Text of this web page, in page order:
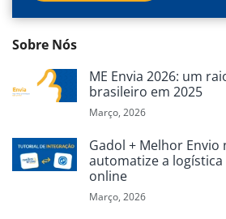
Sobre Nós
ME Envia 2026: um
brasileiro em 2025
Março, 2026
Gadol + Melhor Envio
automatize a
online
Março, 2026